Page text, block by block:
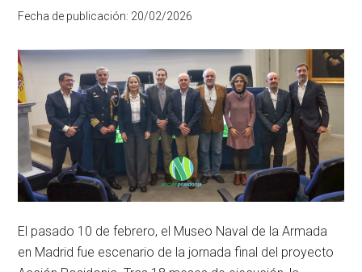
anguila
de
la
anguila
reclama
participación
efectiva,
cumplimiento
íntegro
del
Reglamento
europeo
un
enfoque
basado
Fecha de publicación: 20/02/2026
El pasado 10 de febrero, el Museo Naval de la Armada
en Madrid fue escenario de la jornada final del proyecto